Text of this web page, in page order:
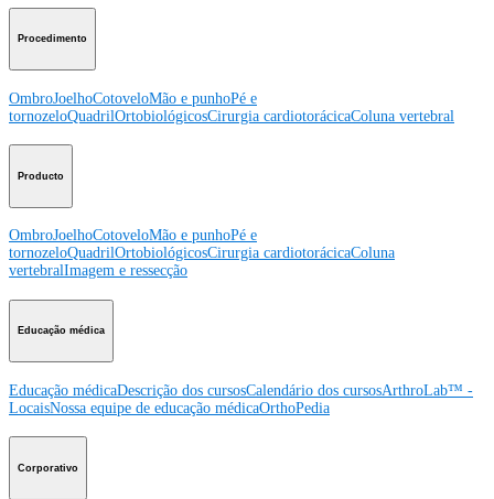
Procedimento
OmbroJoelhoCotoveloMão e punhoPé e
tornozeloQuadrilOrtobiológicosCirurgia cardiotorácicaColuna vertebral
Producto
OmbroJoelhoCotoveloMão e punhoPé e
tornozeloQuadrilOrtobiológicosCirurgia cardiotorácicaColuna
vertebralImagem e ressecção
Educação médica
Educação médicaDescrição dos cursosCalendário dos cursosArthroLab™ -
LocaisNossa equipe de educação médicaOrthoPedia
Corporativo